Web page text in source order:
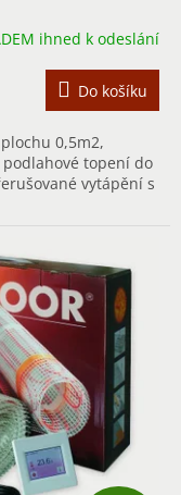
M
A
ihned k odeslání
Do košíku
0,5m2,
topení do
vytápění s